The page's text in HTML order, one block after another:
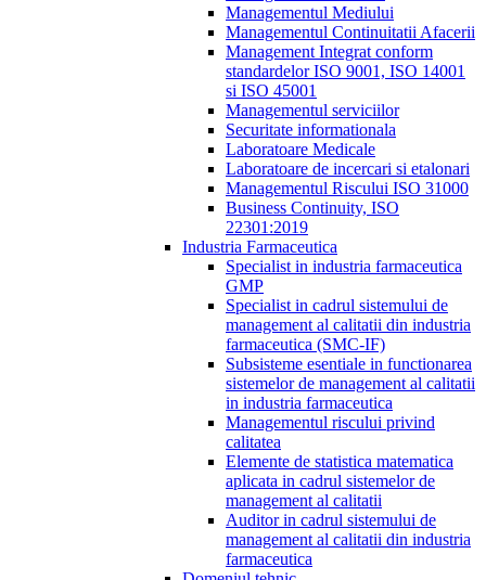
Managementul Mediului
Managementul Continuitatii Afacerii
Management Integrat conform
standardelor ISO 9001, ISO 14001
si ISO 45001
Managementul serviciilor
Securitate informationala
Laboratoare Medicale
Laboratoare de incercari si etalonari
Managementul Riscului ISO 31000
Business Continuity, ISO
22301:2019
Industria Farmaceutica
Specialist in industria farmaceutica
GMP
Specialist in cadrul sistemului de
management al calitatii din industria
farmaceutica (SMC-IF)
Subsisteme esentiale in functionarea
sistemelor de management al calitatii
in industria farmaceutica
Managementul riscului privind
calitatea
Elemente de statistica matematica
aplicata in cadrul sistemelor de
management al calitatii
Auditor in cadrul sistemului de
management al calitatii din industria
farmaceutica